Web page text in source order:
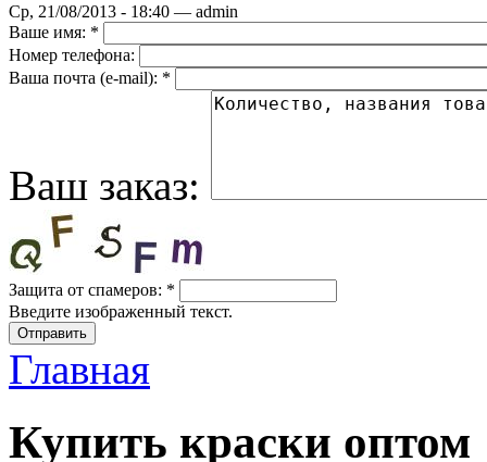
Ср, 21/08/2013 - 18:40 — admin
Ваше имя: *
Номер телефона:
Ваша почта (е-mail): *
Ваш заказ:
Защита от спамеров: *
Введите изображенный текст.
Главная
Купить краски оптом